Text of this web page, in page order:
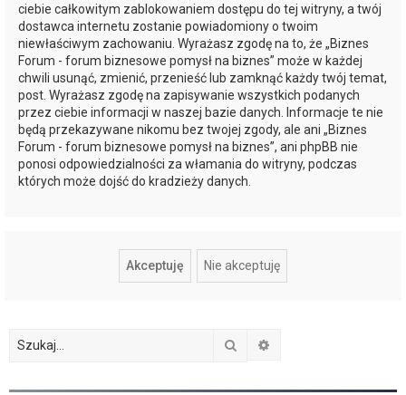
ciebie całkowitym zablokowaniem dostępu do tej witryny, a twój
dostawca internetu zostanie powiadomiony o twoim
niewłaściwym zachowaniu. Wyrażasz zgodę na to, że „Biznes
Forum - forum biznesowe pomysł na biznes” może w każdej
chwili usunąć, zmienić, przenieść lub zamknąć każdy twój temat,
post. Wyrażasz zgodę na zapisywanie wszystkich podanych
przez ciebie informacji w naszej bazie danych. Informacje te nie
będą przekazywane nikomu bez twojej zgody, ale ani „Biznes
Forum - forum biznesowe pomysł na biznes”, ani phpBB nie
ponosi odpowiedzialności za włamania do witryny, podczas
których może dojść do kradzieży danych.
Szukaj